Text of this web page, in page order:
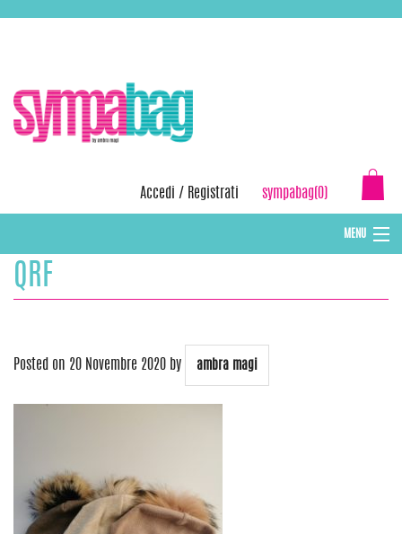
Accedi / Registrati sympabag(0)
MENU
CAPPELLI INVERNALI DONNA
QRF
Posted on 20 Novembre 2020 by ambra magi